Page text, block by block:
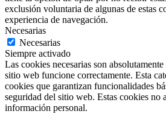
exclusión voluntaria de algunas de estas
experiencia de navegación.
Necesarias
Necesarias
Siempre activado
Las cookies necesarias son
sitio web funcione correctamente. Esta
cookies que garantizan funcionalidades
seguridad del sitio web. Estas cookies no
información personal.